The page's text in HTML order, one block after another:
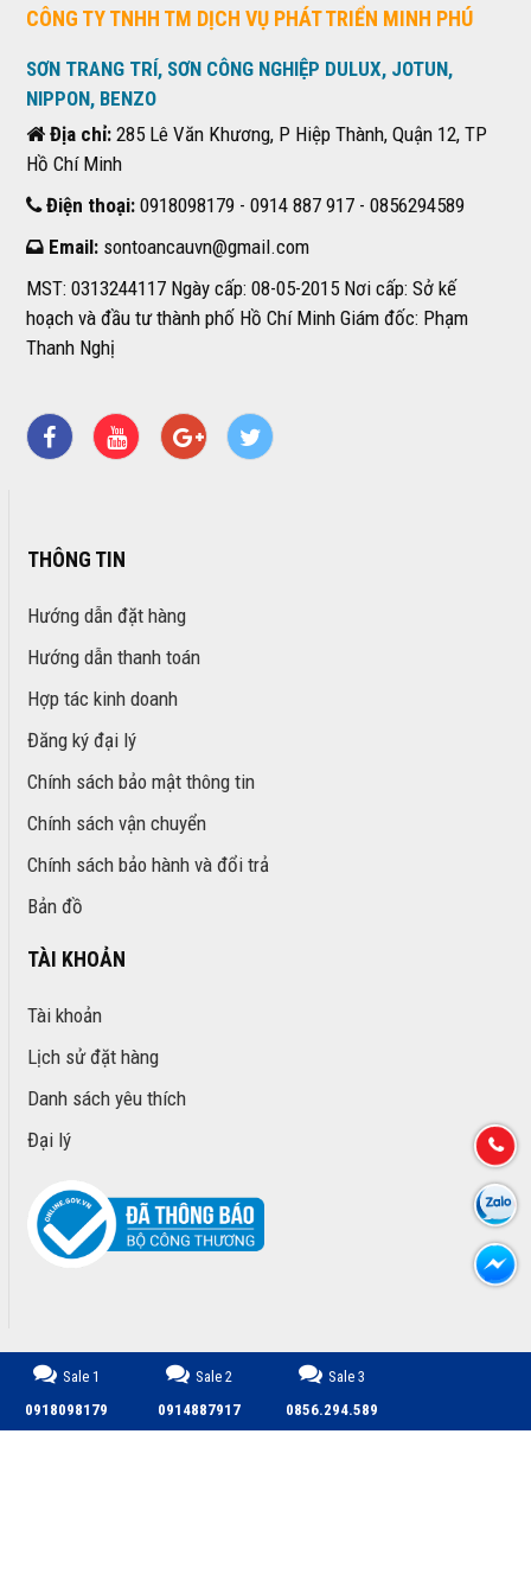
CÔNG TY TNHH TM DỊCH VỤ PHÁT TRIỂN MINH PHÚ
SƠN TRANG TRÍ, SƠN CÔNG NGHIỆP DULUX, JOTUN,
NIPPON, BENZO
Địa chỉ: 285 Lê Văn Khương, P Hiệp Thành, Quận 12, TP
Hồ Chí Minh
Điện thoại: 0918098179 - 0914 887 917 - 0856294589
Email: sontoancauvn@gmail.com
MST: 0313244117 Ngày cấp: 08-05-2015 Nơi cấp: Sở kế
hoạch và đầu tư thành phố Hồ Chí Minh Giám đốc: Phạm
Thanh Nghị
THÔNG TIN
Hướng dẫn đặt hàng
Hướng dẫn thanh toán
Hợp tác kinh doanh
Đăng ký đại lý
Chính sách bảo mật thông tin
Chính sách vận chuyển
Chính sách bảo hành và đổi trả
Bản đồ
TÀI KHOẢN
Tài khoản
Lịch sử đặt hàng
Danh sách yêu thích
Đại lý
Sale 1
0918098179
Sale 2
0914887917
Sale 3
0856.294.589